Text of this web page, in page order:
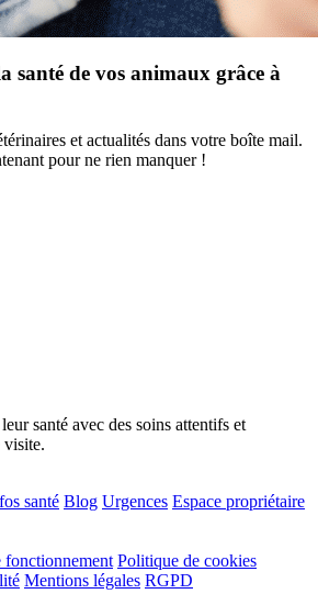
santé de vos animaux grâce à
et actualités dans votre boîte mail.
pour ne rien manquer !
santé avec des soins attentifs et
visite.
santé Blog Urgences Espace propriétaire
fonctionnement Politique de cookies
Mentions légales RGPD